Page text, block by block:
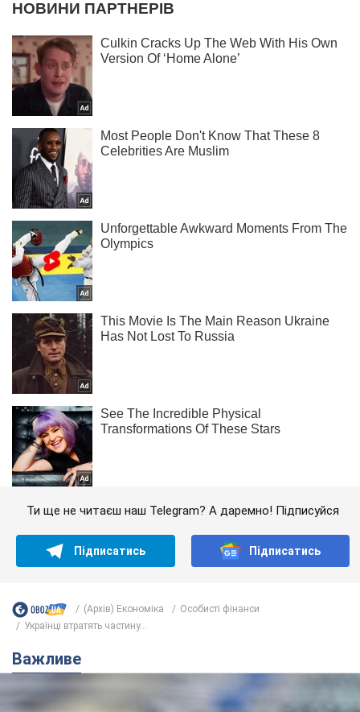
Ти ще не читаєш наш Telegram? А даремно! Підписуйся
Підписатись Підписатись
(Архів) Економіка
Особисті фінанси
Українці втратять частину...
Важливе